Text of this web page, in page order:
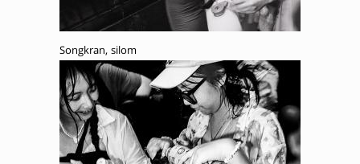
Songkran, silom